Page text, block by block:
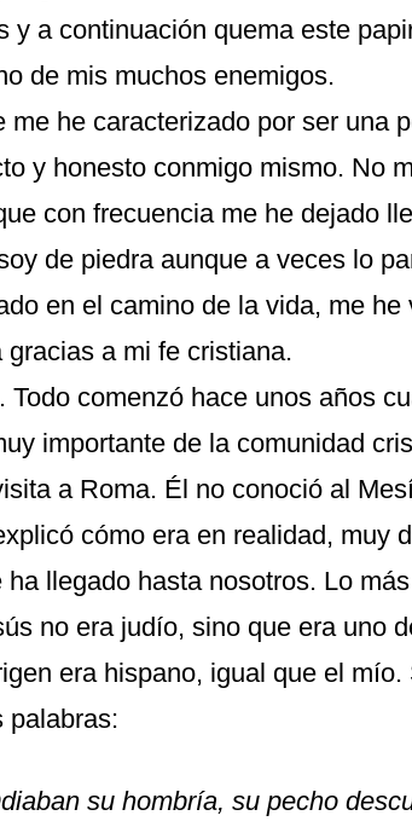
y a continuación quema este
de mis muchos enemigos.
me he caracterizado por ser una
y honesto conmigo mismo. No
con frecuencia me he dejado
de piedra aunque a veces lo
en el camino de la vida, me he
a mi fe cristiana.
comenzó hace unos años
importante de la comunidad
a Roma. Él no conoció al
cómo era en realidad, muy
llegado hasta nosotros. Lo
no era judío, sino que era uno
era hispano, igual que el mío.
palabras:
su hombría, su pecho